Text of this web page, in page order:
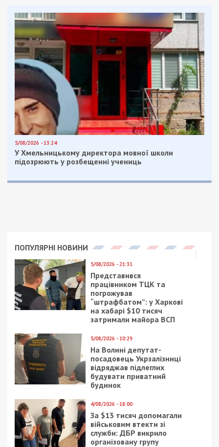
5/08/2026 - 13:24
У Хмельницькому директора мовної школи
підозрюють у розбещенні учениць
ПОПУЛЯРНІ НОВИНИ
5/08/2026 - 21:31
Представився
працівником ТЦК та
погрожував
“штрафбатом”: у Харкові
на хабарі $10 тисяч
затримали майора ВСП
5/08/2026 - 10:29
На Волині депутат-
посадовець Укрзалізниці
відряджав підлеглих
будувати приватний
будинок
4/08/2026 - 18:00
За $13 тисяч допомагали
військовим втекти зі
служби: ДБР викрило
організовану групу